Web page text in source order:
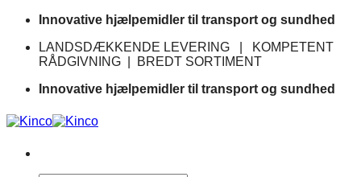
Fortsæt
indhold
Innovative hjælpemidler til transport og sundhed
LANDSDÆKKENDE LEVERING | KOMPETENT
RÅDGIVNING | BREDT SORTIMENT
Innovative hjælpemidler til transport og sundhed